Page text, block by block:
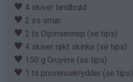
♥ 4 skiver landbrød
♥ 2 ss smør
♥ 2 ts Dijonsennep (se tips)
♥ 4 skiver røkt skinke (se tips)
♥ 150 g Gruyère (se tips)
♥ 1 ts provencekrydder (se tips)